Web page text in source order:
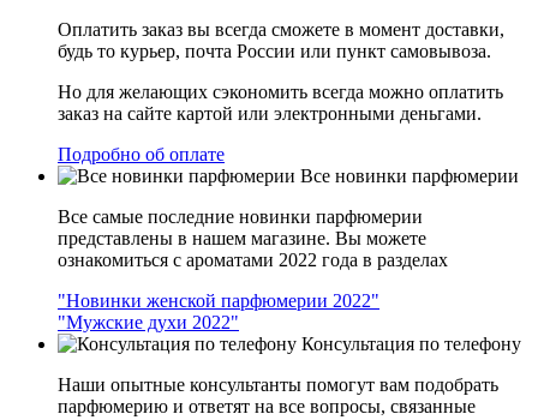
Оплатить заказ вы всегда сможете в момент доставки,
будь то курьер, почта России или пункт самовывоза.
Но для желающих сэкономить всегда можно оплатить
заказ на сайте картой или электронными деньгами.
Подробно об оплате
Все новинки парфюмерии
Все самые последние новинки парфюмерии
представлены в нашем магазине. Вы можете
ознакомиться с ароматами 2022 года в разделах
"Новинки женской парфюмерии 2022"
"Мужские духи 2022"
Консультация по телефону
Наши опытные консультанты помогут вам подобрать
парфюмерию и ответят на все вопросы, связанные